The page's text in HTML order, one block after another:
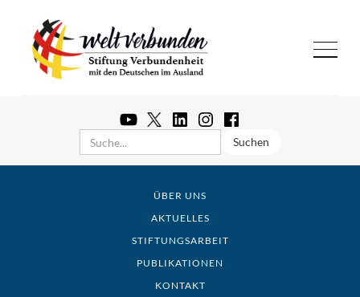
ÜBER UNS
AKTUELLES
STIFTUNGSARBEIT
PUBLIKATIONEN
KONTAKT